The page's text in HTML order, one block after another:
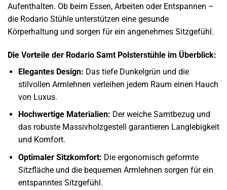
Aufenthalten. Ob beim Essen, Arbeiten oder Entspannen –
die Rodario Stühle unterstützen eine gesunde
Körperhaltung und sorgen für ein angenehmes Sitzgefühl.
Die Vorteile der Rodario Samt Polsterstühle im Überblick:
Elegantes Design: Das tiefe Dunkelgrün und die
stilvollen Armlehnen verleihen jedem Raum einen Hauch
von Luxus.
Hochwertige Materialien: Der weiche Samtbezug und
das robuste Massivholzgestell garantieren Langlebigkeit
und Komfort.
Optimaler Sitzkomfort: Die ergonomisch geformte
Sitzfläche und die bequemen Armlehnen sorgen für ein
entspanntes Sitzgefühl.